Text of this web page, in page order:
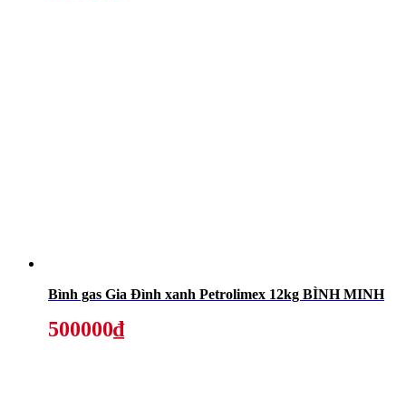
Bình gas Gia Đình xanh Petrolimex 12kg BÌNH MINH
500000₫